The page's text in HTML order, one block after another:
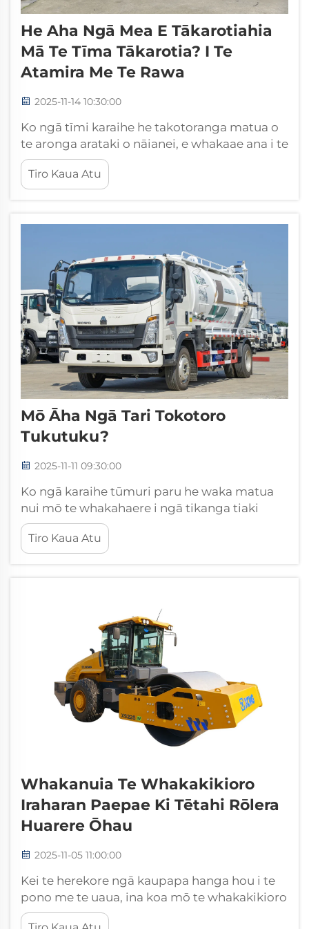
He Aha Ngā Mea E Tākarotiahia
Mā Te Tīma Tākarotia? I Te
Atamira Me Te Rawa
2025-11-14 10:30:00
Ko ngā tīmi karaihe he takotoranga matua o
te aronga arataki o nāianei, e whakaae ana i te
wiri kōrero haumaru, māmā hoki o ngā rākau
maha me ngā taonga mātātoko puta noa i
ngā takiwā maha. Kua hangaia ēnei waka
whakahaere i ngā kai maha...
Tiro Kaua Atu
Mō Āha Ngā Tari Tokotoro
Tukutuku?
2025-11-11 09:30:00
Ko ngā karaihe tūmuri paru he waka matua
nui mō te whakahaere i ngā tikanga tiaki
arataki mō te whakahaere pārurenga ranei i
ngā wāhi takiwā, hokohoko, me ngā kāinga.
Ko ēnei waka motuhake ka hono i ngā
Tiro Kaua Atu
Whakanuia Te Whakakikioro
Iraharan Paepae Ki Tētahi Rōlera
Huarere Ōhau
2025-11-05 11:00:00
Kei te herekore ngā kaupapa hanga hou i te
pono me te uaua, ina koa mō te whakakikioro
i te ira haran paepae. Ko tētahi rōlera huarere